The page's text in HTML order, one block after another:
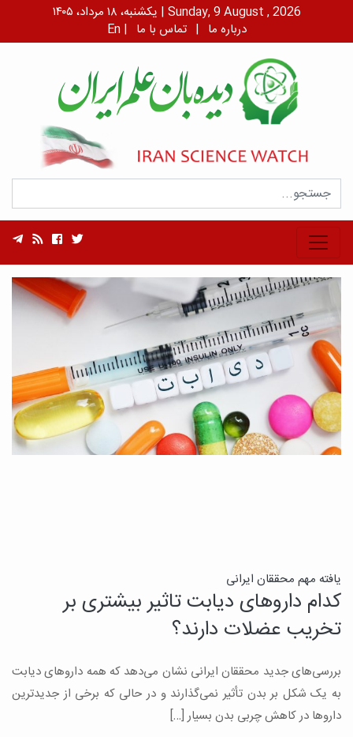
یکشنبه، ۱۸ مرداد، ۱۴۰۵ | Sunday, 9 August , 2026
En | درباره ما | تماس با ما
یافته مهم محققان ایرانی
کدام داروهای دیابت تاثیر بیشتری بر
تخریب عضلات دارند؟
بررسی‌های جدید محققان ایرانی نشان می‌دهد که همه داروهای دیابت
به یک شکل بر بدن تأثیر نمی‌گذارند و در حالی که برخی از جدیدترین
داروها در کاهش چربی بدن بسیار […]